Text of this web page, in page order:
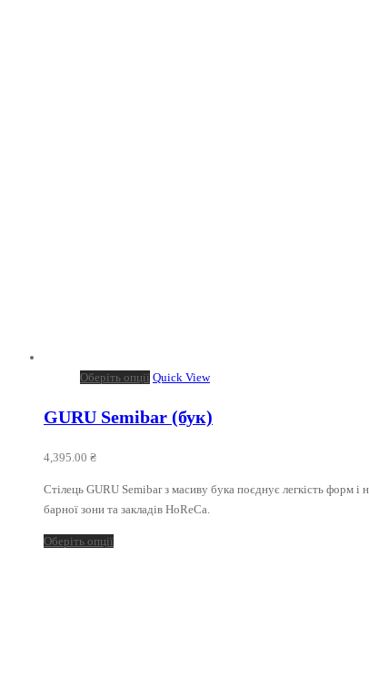
Оберіть опції Quick View
GURU Semibar (бук)
4,395.00 ₴
Стілець GURU Semibar з масиву бука поєднує легкість форм і
барної зони та закладів HoReCa.
Оберіть опції